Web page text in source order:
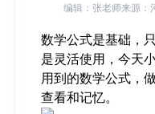
编辑：张老师来源：
数学公式是基础，
是灵活使用，今天
用到的数学公式，
查看和记忆。